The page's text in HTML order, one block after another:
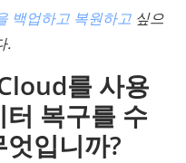
백업하고 복원하고 싶으
.
를 사용
복구를 수
입니까?